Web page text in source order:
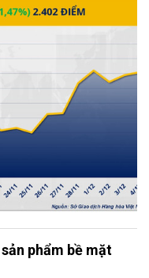
động lực chính kéo
phẩm bề mặt